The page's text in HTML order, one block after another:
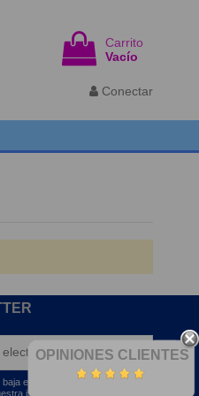
Carrito
Vacío
Conectar
OPINIONES CLIENTES
en cualquier momento. Para
información de contacto en